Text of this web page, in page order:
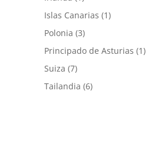
Islas Canarias (1)
Polonia (3)
Principado de Asturias (1)
Suiza (7)
Tailandia (6)